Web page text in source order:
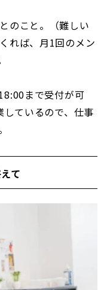
のこと。（難しい
れば、月1回のメン
まで受付が可
ているので、仕事
て